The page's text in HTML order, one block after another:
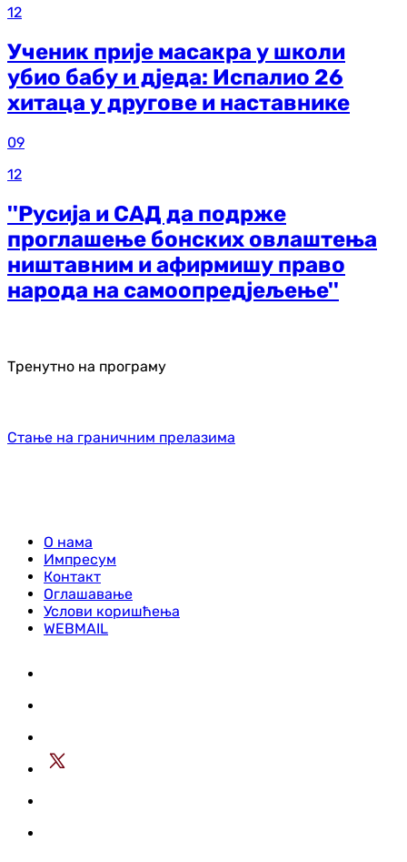
12
Ученик прије масакра у школи
убио бабу и дједа: Испалио 26
хитаца у другове и наставнике
09
12
''Русија и САД да подрже
проглашење бонских овлаштења
ништавним и афирмишу право
народа на самоопредјељење''
Тренутно на програму
Стање на граничним прелазима
О нама
Импресум
Контакт
Оглашавање
Услови коришћења
WEBMAIL